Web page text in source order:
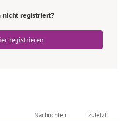
nicht registriert?
registrieren
Nachrichten
zuletzt